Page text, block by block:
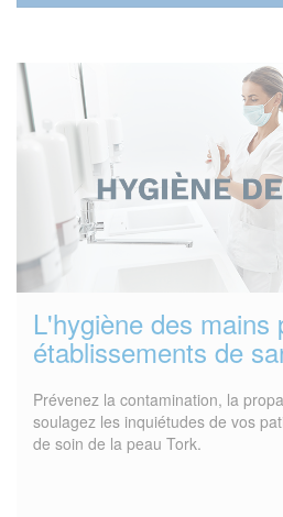
L'hygiène des mains
établissements de
Prévenez la contamination, la
soulagez les inquiétudes de vos
de soin de la peau Tork.